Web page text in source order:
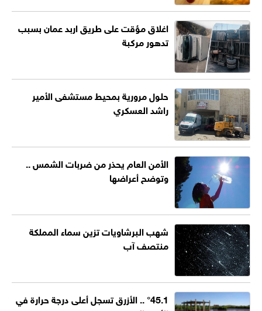
اغلاق مؤقت على طريق اربد عمان بسبب
تدهور مركبة
حلول مرورية بمحيط مستشفى الأمير
راشد العسكري
الأمن العام يحذر من ضربات الشمس ..
وتوضح أعراضها
شهب البرشاويات تزين سماء المملكة
منتصف آب
°45.1 .. الأزرق تسجل أعلى درجة حرارة في